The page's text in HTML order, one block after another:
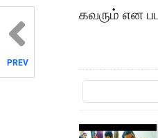
கவரும் என
PREV